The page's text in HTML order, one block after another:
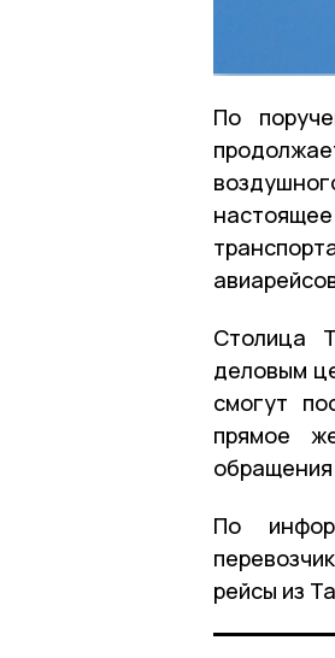
По
Столица
деловым
смогут
прямое
По
рейсы из